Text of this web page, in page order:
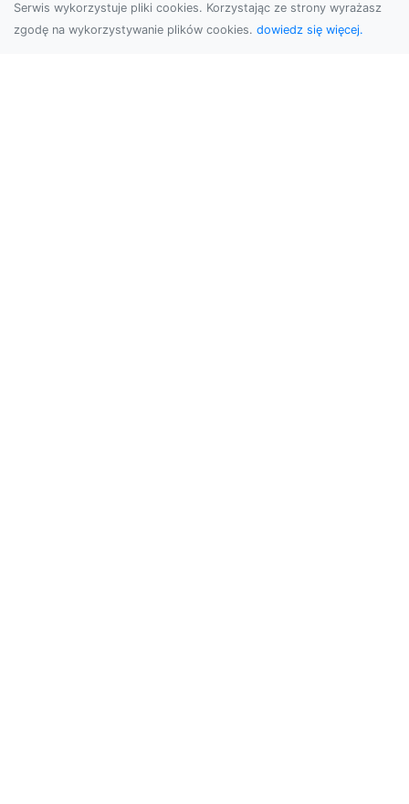
Serwis wykorzystuje pliki cookies. Korzystając ze strony wyrażasz
zgodę na wykorzystywanie plików cookies. dowiedz się więcej.